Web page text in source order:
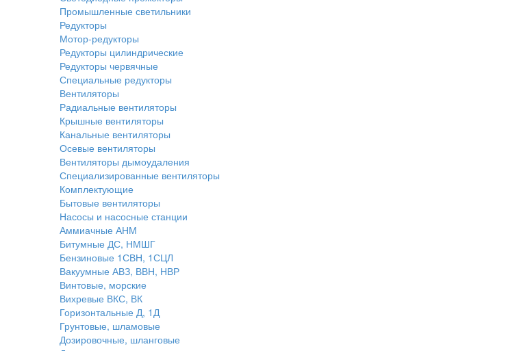
Промышленные светильники
Редукторы
Мотор-редукторы
Редукторы цилиндрические
Редукторы червячные
Специальные редукторы
Вентиляторы
Радиальные вентиляторы
Крышные вентиляторы
Канальные вентиляторы
Осевые вентиляторы
Вентиляторы дымоудаления
Специализированные вентиляторы
Комплектующие
Бытовые вентиляторы
Насосы и насосные станции
Аммиачные АНМ
Битумные ДС, НМШГ
Бензиновые 1СВН, 1СЦЛ
Вакуумные АВЗ, ВВН, НВР
Винтовые, морские
Вихревые ВКС, ВК
Горизонтальные Д, 1Д
Грунтовые, шламовые
Дозировочные, шланговые